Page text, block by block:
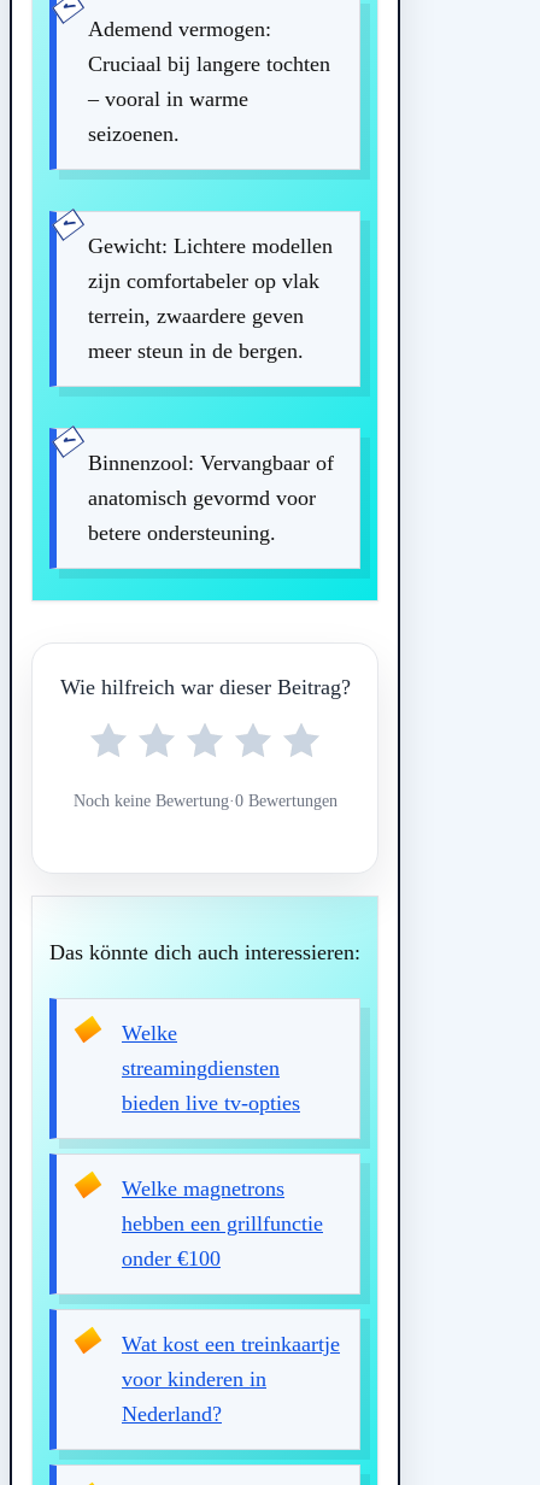
Ademend vermogen:
Cruciaal bij langere tochten
– vooral in warme
seizoenen.
Gewicht: Lichtere modellen
zijn comfortabeler op vlak
terrein, zwaardere geven
meer steun in de bergen.
Binnenzool: Vervangbaar of
anatomisch gevormd voor
betere ondersteuning.
Wie hilfreich war dieser Beitrag?
Noch keine Bewertung·0 Bewertungen
Das könnte dich auch interessieren:
Welke
streamingdiensten
bieden live tv-opties
Welke magnetrons
hebben een grillfunctie
onder €100
Wat kost een treinkaartje
voor kinderen in
Nederland?